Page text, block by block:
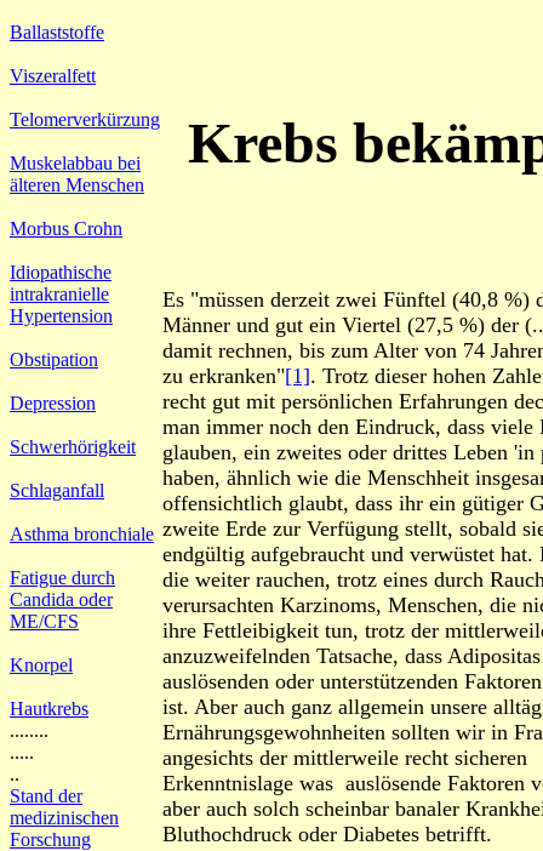
Ballaststoffe
Viszeralfett
Telomerverkürzung
Muskelabbau bei
älteren Menschen
Morbus Crohn
Idiopathische
intrakranielle
Hypertension
Obstipation
Depression
Schwerhörigkeit
Schlaganfall
Asthma bronchiale
Fatigue durch
Candida oder
ME/CFS
Knorpel
Hautkrebs
........
.....
..
Stand der
medizinischen
Forschung
Krebs
Es "müssen derzeit zwei Fünftel (40,8 %)
Männer und gut ein Viertel (27,5 %) der
damit rechnen, bis zum Alter von 74
zu erkranken"[1]. Trotz dieser hohen
recht gut mit persönlichen Erfahrungen
man immer noch den Eindruck, dass viele
glauben, ein zweites oder drittes Leben 'in
haben, ähnlich wie die Menschheit
offensichtlich glaubt, dass ihr ein gütiger
zweite Erde zur Verfügung stellt, sobald
endgültig aufgebraucht und verwüstet hat.
die weiter rauchen, trotz eines durch
verursachten Karzinoms, Menschen, die
ihre Fettleibigkeit tun, trotz der
anzuzweifelnden Tatsache, dass
auslösenden oder unterstützenden
ist. Aber auch ganz allgemein unsere
Ernährungsgewohnheiten sollten wir in
angesichts der mittlerweile recht sicheren
Erkenntnislage was auslösende Faktoren
aber auch solch scheinbar banaler
Bluthochdruck oder Diabetes betrifft.